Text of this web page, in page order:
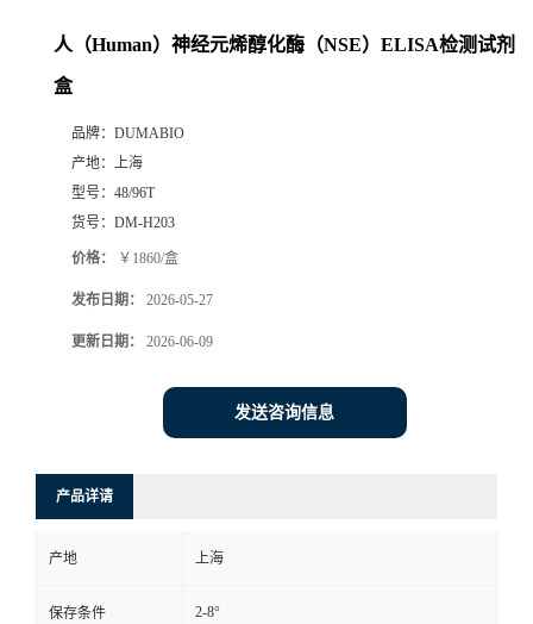
在
人（Human）神经元烯醇化酶（NSE）ELISA检测试剂
盒
品牌： DUMABIO
产地： 上海
型号： 48/96T
货号： DM-H203
价格： ￥1860/盒
发布日期： 2026-05-27
更新日期： 2026-06-09
发送咨询信息
产品详请
产地 上海
保存条件 2-8°